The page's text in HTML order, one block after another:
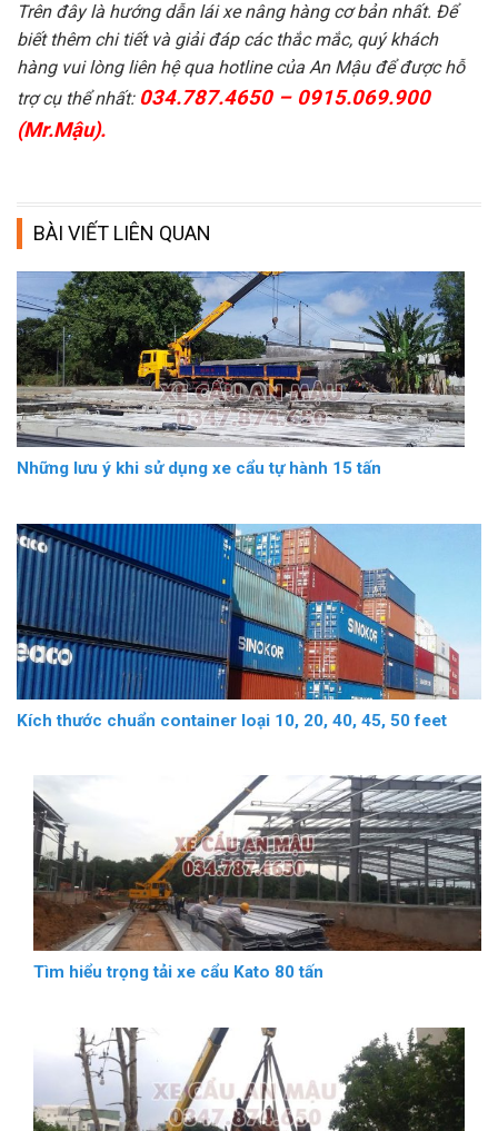
Trên đây là hướng dẫn lái xe nâng hàng cơ bản nhất. Để
biết thêm chi tiết và giải đáp các thắc mắc, quý khách
hàng vui lòng liên hệ qua hotline của An Mậu để được hỗ
trợ cụ thể nhất: 034.787.4650 – 0915.069.900
(Mr.Mậu).
BÀI VIẾT LIÊN QUAN
Những lưu ý khi sử dụng xe cẩu tự hành 15 tấn
Kích thước chuẩn container loại 10, 20, 40, 45, 50 feet
Tìm hiểu trọng tải xe cẩu Kato 80 tấn